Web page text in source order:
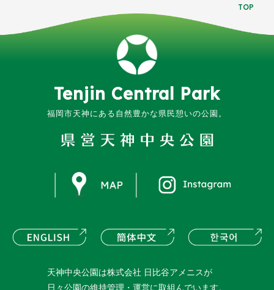
TOP
福岡市天神にある自然豊かな県民憩いの公園。
Tenjin Central Park
天神中央公園は株式会社 日比谷アメニスが
日々公園の維持管理・運営に取組んでいます。
ENGLISH 簡体中文